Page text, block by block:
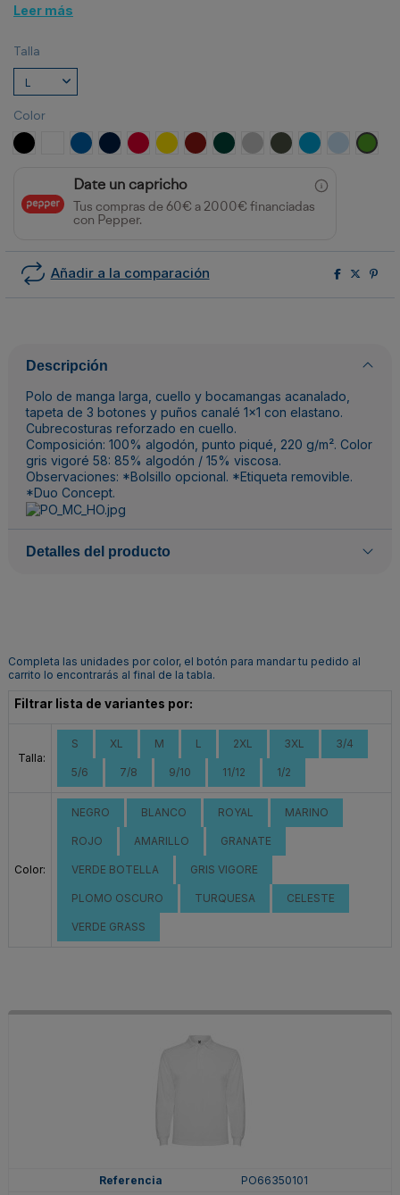
Leer más
Talla
Color
NEGRO BLANCOROYAL MARINOROJO AMARILLOGRANATEVERDE BOTELLA
GRIS VIGORE
PLOMO OSCURO
TURQUESACELESTE
Date un capricho
Tus compras de 60€ a 2000€ financiadas
con Pepper.
Añadir a la comparación
Descripción
Polo de manga larga, cuello y bocamangas acanalado,
tapeta de 3 botones y puños canalé 1x1 con elastano.
Cubrecosturas reforzado en cuello.
Composición: 100% algodón, punto piqué, 220 g/m². Color
gris vigoré 58: 85% algodón / 15% viscosa.
Observaciones: *Bolsillo opcional. *Etiqueta removible.
*Duo Concept.
Detalles del producto
Completa las unidades por color, el botón para mandar tu pedido al
carrito lo encontrarás al final de la tabla.
Filtrar lista de variantes por:
Talla:
S XL M L 2XL 3XL 3/4
5/6 7/8 9/10 11/12 1/2
Color:
NEGRO BLANCO ROYAL MARINO
ROJO AMARILLO GRANATE
VERDE BOTELLA GRIS VIGORE
PLOMO OSCURO TURQUESA CELESTE
VERDE GRASS
PO66350101